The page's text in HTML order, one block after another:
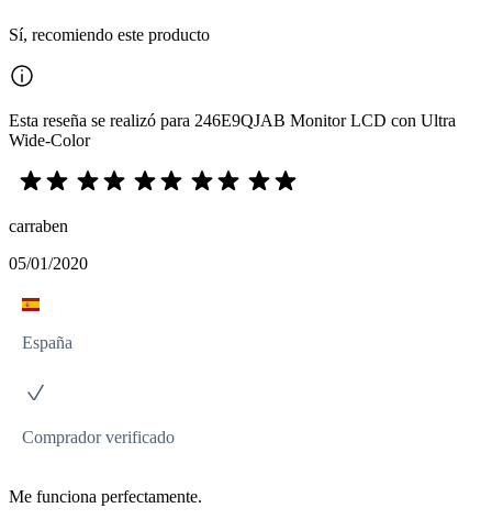
Sí, recomiendo este producto
Esta reseña se realizó para 246E9QJAB Monitor LCD con Ultra
Wide-Color
carraben
05/01/2020
España
Comprador verificado
Me funciona perfectamente.